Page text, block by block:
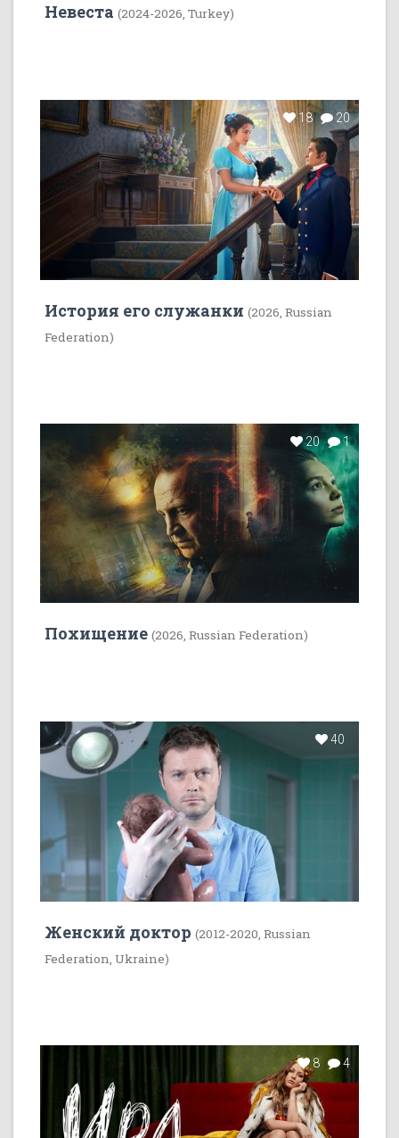
Невеста (2024-2026, Turkey)
18 20
История его служанки (2026, Russian
Federation)
20 1
Похищение (2026, Russian Federation)
40
Женский доктор (2012-2020, Russian
Federation, Ukraine)
8 4